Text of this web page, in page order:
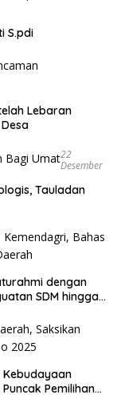
S.pdi
Lebaran
22
Desember
Tauladan
dengan
SDM hingga
Kebudayaan
Pemilihan